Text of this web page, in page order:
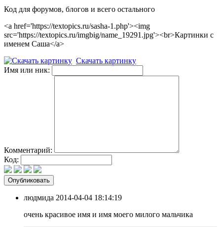
Код для форумов, блогов и всего остального
<a href='https://textopics.ru/sasha-1.php'><img
src='https://textopics.ru/imgbig/name_19291.jpg'><br>Картинки с
именем Саша</a>
Скачать картинку
Имя или ник:
Комментарий:
Код:
людмида 2014-04-04 18:14:19
очень красивое имя и имя моего милого мальчика